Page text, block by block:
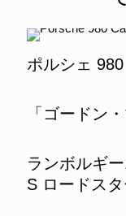
ポルシェ
「ゴードン
ランボルギ
S ロードス